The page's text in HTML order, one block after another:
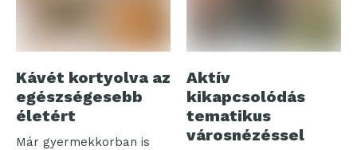
Kávét kortyolva az
egészségesebb
életért
Már gyermekkorban is
Aktív
kikapcsolódás
tematikus
városnézéssel